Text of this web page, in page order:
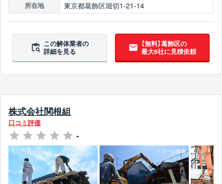
所在地 東京都葛飾区堀切1-21-14
この解体業者の
詳細を見る
【無料】葛飾区の
最大6社に見積依頼
株式会社関根組
口コミ評価
-